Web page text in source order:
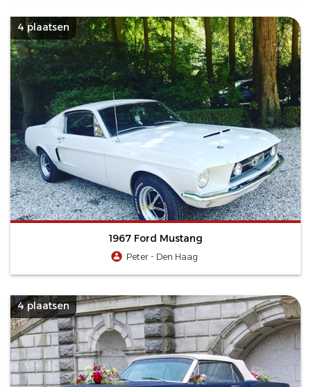
4 plaatsen
1967 Ford Mustang
Peter - Den Haag
4 plaatsen